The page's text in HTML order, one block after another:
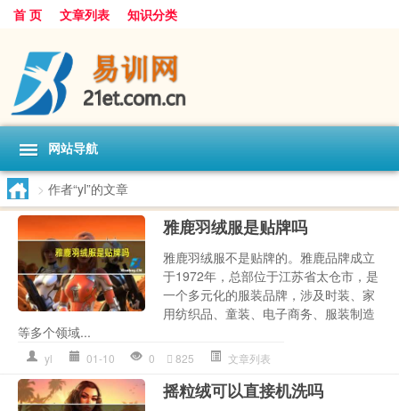
首 页 文章列表 知识分类
网站导航
> 作者“yl”的文章
雅鹿羽绒服是贴牌吗
雅鹿羽绒服不是贴牌的。雅鹿品牌成立
于1972年，总部位于江苏省太仓市，是
一个多元化的服装品牌，涉及时装、家
用纺织品、童装、电子商务、服装制造
等多个领域...
yl 01-10 0 825 文章列表
摇粒绒可以直接机洗吗